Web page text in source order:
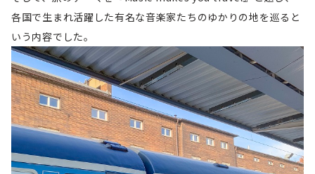
各国で生まれ活躍した有名な音楽家たちのゆかりの地を巡ると
いう内容でした。